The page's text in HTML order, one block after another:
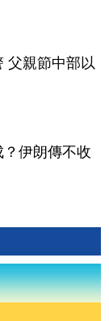
父親節中部以
伊朗傳不收